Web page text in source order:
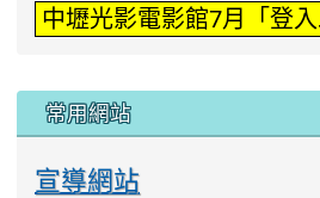
中壢光影電影館7月「登
常用網站
宣導網站